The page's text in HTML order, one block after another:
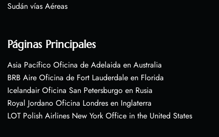
Sudán vías Aéreas
Páginas Principales
Asia Pacífico Oficina de Adelaida en Australia
BRB Aire Oficina de Fort Lauderdale en Florida
Icelandair Oficina San Petersburgo en Rusia
Royal Jordano Oficina Londres en Inglaterra
LOT Polish Airlines New York Office in the United States